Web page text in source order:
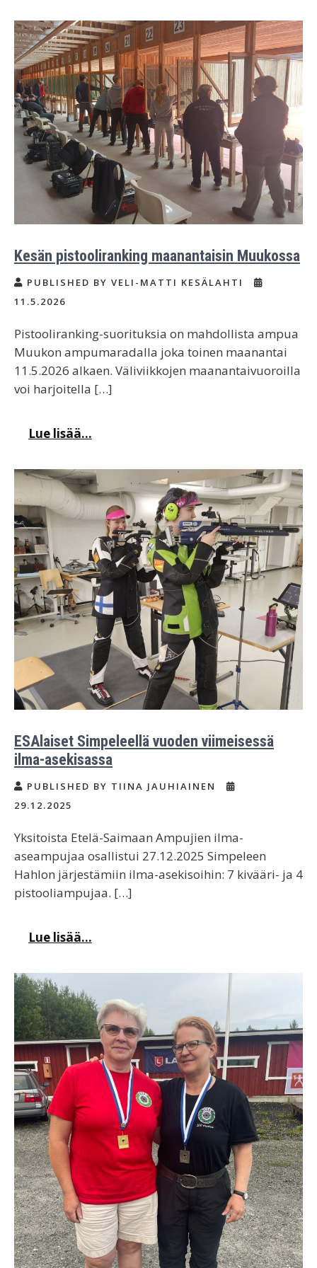
Kesän pistooliranking maanantaisin Muukossa
PUBLISHED BY VELI-MATTI KESÄLAHTI
11.5.2026
Pistooliranking-suorituksia on mahdollista ampua
Muukon ampumaradalla joka toinen maanantai
11.5.2026 alkaen. Väliviikkojen maanantaivuoroilla
voi harjoitella […]
Lue lisää...
ESAlaiset Simpeleellä vuoden viimeisessä
ilma-asekisassa
PUBLISHED BY TIINA JAUHIAINEN
29.12.2025
Yksitoista Etelä-Saimaan Ampujien ilma-
aseampujaa osallistui 27.12.2025 Simpeleen
Hahlon järjestämiin ilma-asekisoihin: 7 kivääri- ja 4
pistooliampujaa. […]
Lue lisää...